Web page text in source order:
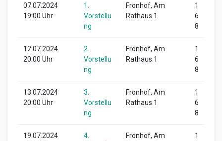
07.07.2024
19:00 Uhr
1.
Vorstellu
ng
Fronhof, Am
Rathaus 1
1
6
8
12.07.2024
20:00 Uhr
2.
Vorstellu
ng
Fronhof, Am
Rathaus 1
1
6
8
13.07.2024
20:00 Uhr
3.
Vorstellu
ng
Fronhof, Am
Rathaus 1
1
6
8
19.07.2024
4.
Fronhof, Am
1